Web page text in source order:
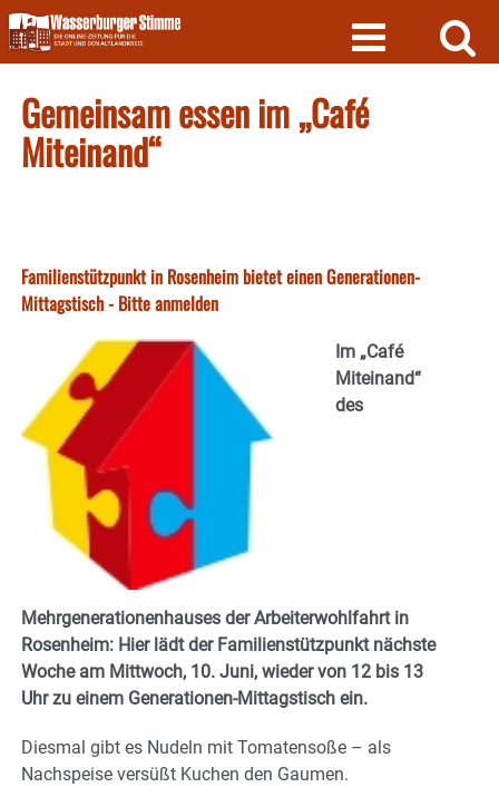
Skip
to
content
Gemeinsam essen im „Café
Miteinand“
Familienstützpunkt in Rosenheim bietet einen Generationen-
Mittagstisch - Bitte anmelden
Im „Café
Miteinand“
des
Mehrgenerationenhauses der Arbeiterwohlfahrt in
Rosenheim: Hier lädt der Familienstützpunkt nächste
Woche am Mittwoch, 10. Juni, wieder von 12 bis 13
Uhr zu einem Generationen-Mittagstisch ein.
Diesmal gibt es Nudeln mit Tomatensoße – als
Nachspeise versüßt Kuchen den Gaumen.